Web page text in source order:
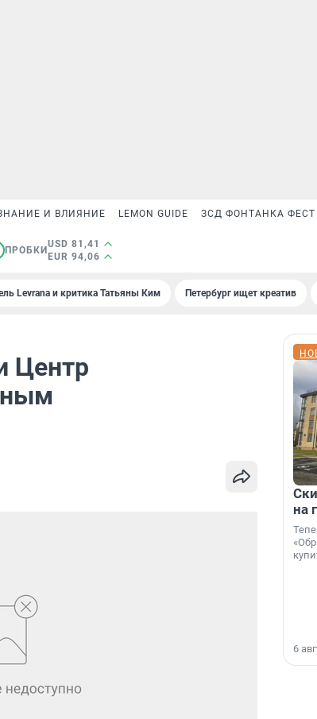
И ВЛИЯНИЕ LEMON GUIDE ЗСД ФОНТАНКА ФЕСТ
ПРОБКИ
USD 81,41
EUR 94,06
Levrana и критика Татьяны Ким Петербург ищет креатив
Центр
на
6